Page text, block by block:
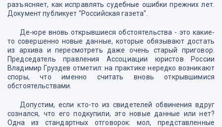
разъясняет, как исправлять судебные ошибки прежних лет.
Документ публикует "Российская газета".
Де-юре вновь открывшиеся обстоятельства - это какие-
то совершенно новые данные, которые обязывают достать
из архива и пересмотреть даже очень старый приговор.
Председатель правления Ассоциации юристов России
Владимир Груздев отметил: на практике нередко возникают
споры, что именно считать вновь открывшимися
обстоятельствами.
Допустим, если кто-то из свидетелей обвинения вдруг
сознался, что его подкупили, это новые данные или нет?
Одна из стандартных отговорок: мол, представленные